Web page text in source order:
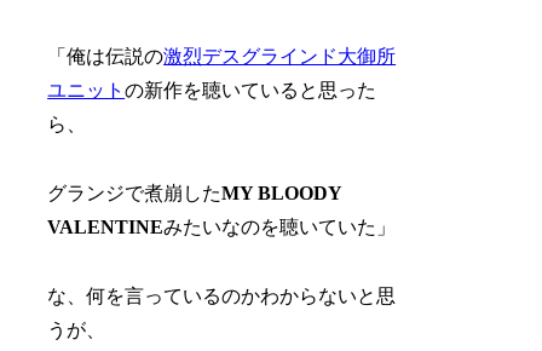
「俺は伝説の激烈デスグラインド大御所
ユニットの新作を聴いていると思った
ら、
グランジで煮崩したMY BLOODY
VALENTINEみたいなのを聴いていた」
な、何を言っているのかわからないと思
うが、